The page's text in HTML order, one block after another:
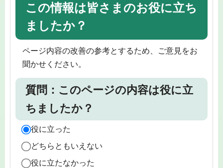
この情報は皆さまのお役に立ち
ましたか？
ページ内容の改善の参考とするため、ご意見をお
聞かせください。
質問：このページの内容は役に立
ちましたか？
役に立った
どちらともいえない
役に立たなかった